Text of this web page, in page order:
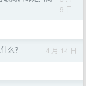
9 日
么？ 4 月 14 日